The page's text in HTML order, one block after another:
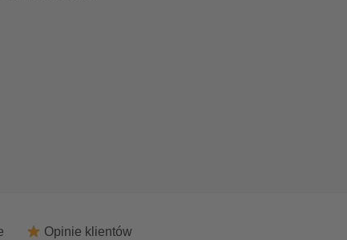
Opinie klientów